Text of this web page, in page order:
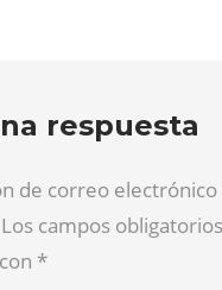
respuesta
de correo electrónico
campos
*